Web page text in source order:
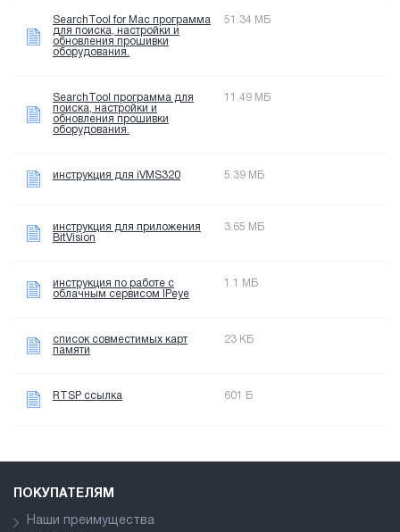
SearchTool for Mac программа
для поиска, настройки и
обновления прошивки
оборудования.
51.34 МБ
SearchTool программа для
поиска, настройки и
обновления прошивки
оборудования.
11.49 МБ
инструкция для iVMS320 5.39 МБ
инструкция для приложения
BitVision
3.65 МБ
инструкция по работе с
облачным сервисом IPeye
1.1 МБ
список совместимых карт
памяти
23 КБ
RTSP ссылка 601 Б
ПОКУПАТЕЛЯМ
Наши преимущества